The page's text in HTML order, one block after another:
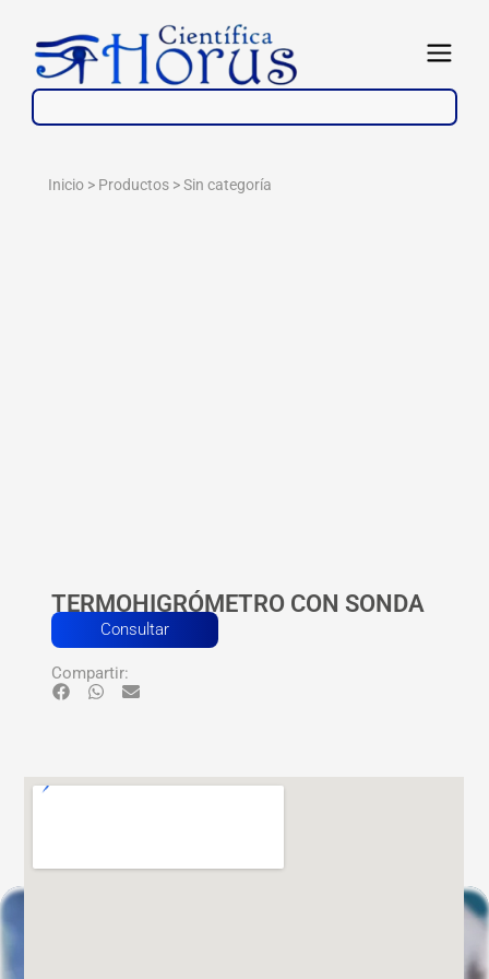
contenido
Abrir
Inicio > Productos >Sin categoría
TERMOHIGRÓMETRO CON SONDA
Consultar
Compartir: